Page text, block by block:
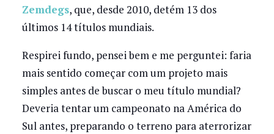
Zemdegs, que, desde 2010, detém 13 dos
últimos 14 títulos mundiais.
Respirei fundo, pensei bem e me perguntei: faria
mais sentido começar com um projeto mais
simples antes de buscar o meu título mundial?
Deveria tentar um campeonato na América do
Sul antes, preparando o terreno para aterrorizar